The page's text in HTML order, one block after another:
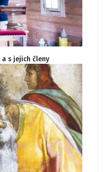
s jejich členy